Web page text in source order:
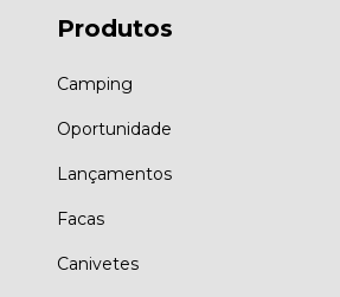
Produtos
Camping
Oportunidade
Lançamentos
Facas
Canivetes